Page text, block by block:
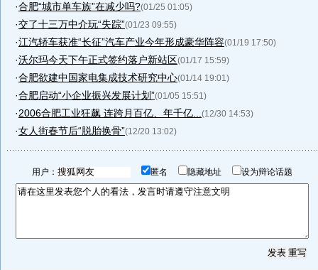
·合肥“城市单车族”在减少吗?(01/25 01:05)
·交了十三万中介玩“失踪”(01/23 09:55)
·江汽轿车获准“长征”汽车产业今年形成豪华阵容(01/19 17:50)
·沃尔玛今天下午正式签约落户新站区(01/17 15:59)
·合肥欲建中国家电集成技术研究中心(01/14 19:01)
·合肥启动“小企业振兴发展计划”(01/05 15:51)
·2006合肥工业狂飙 连跨月百亿、年千亿... (12/30 14:53)
·女人街春节后“脱胎换骨”(12/20 13:02)
用户： 匿名 隐藏地址 设为辩论话题